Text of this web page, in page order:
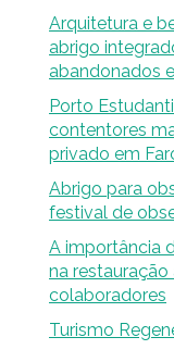
Arquitetura e
abrigo
abandonados
Porto
contentores
privado em
Abrigo para
festival de
A importância
na
colaboradores
Turismo